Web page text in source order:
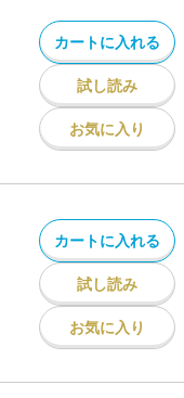
カートに入れる
試し読み
お気に入り
カートに入れる
試し読み
お気に入り